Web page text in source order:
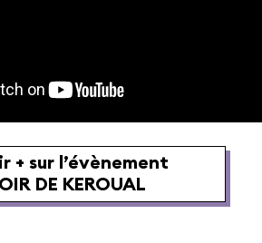
+ sur l’évènement
DE KEROUAL
DE KEROUAL
Samedi 04 juillet